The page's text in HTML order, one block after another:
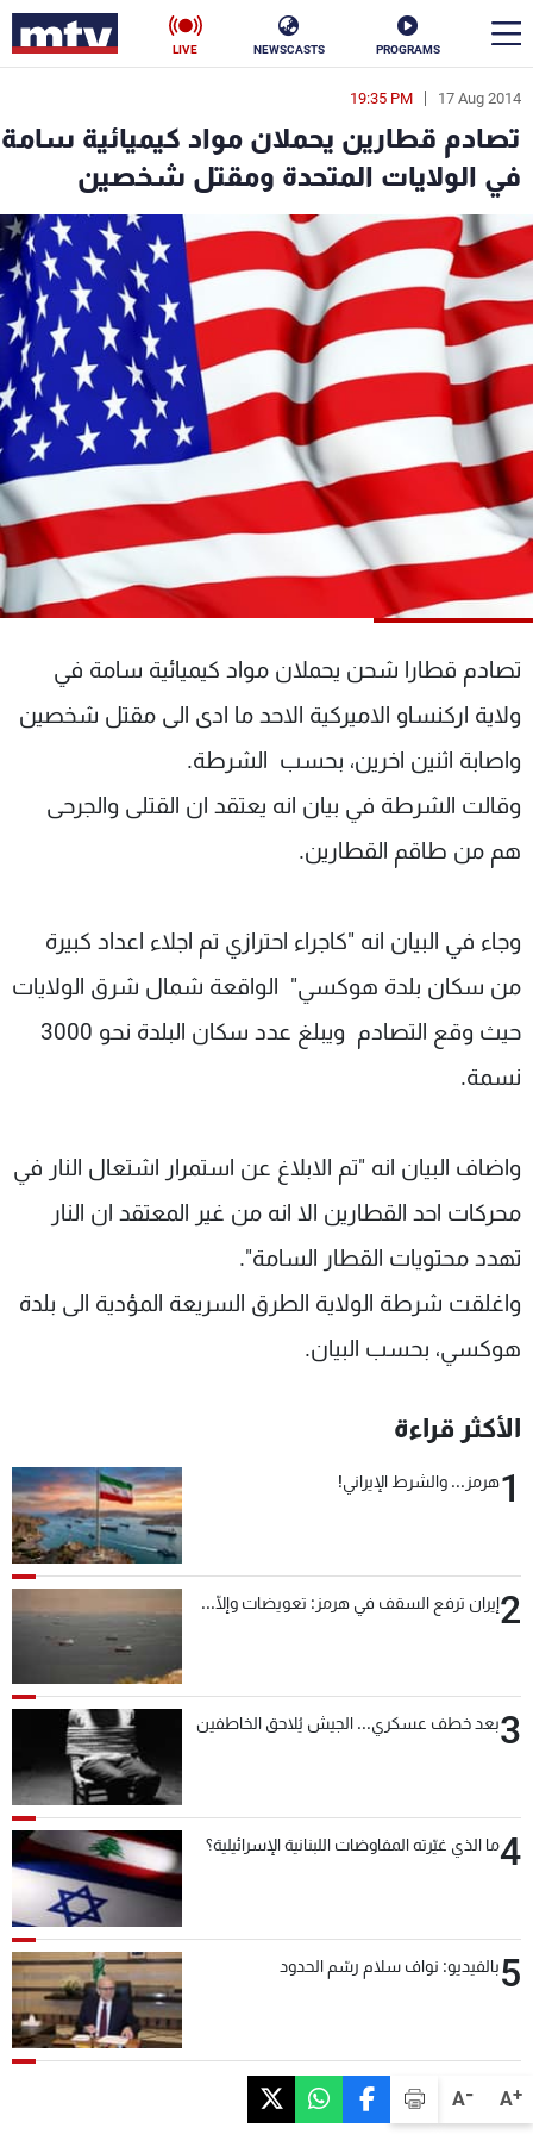
PROGRAMS
NEWSCASTS
LIVE
A+
A-
17 Aug 2014
19:35 PM
تصادم قطارين يحملان مواد كيميائية سامة
في الولايات المتحدة ومقتل شخصين
تصادم قطارا شحن يحملان مواد كيميائية سامة في
ولاية اركنساو الاميركية الاحد ما ادى الى مقتل شخصين
واصابة اثنين اخرين، بحسب الشرطة.
وقالت الشرطة في بيان انه يعتقد ان القتلى والجرحى
هم من طاقم القطارين.
وجاء في البيان انه "كاجراء احترازي تم اجلاء اعداد كبيرة
من سكان بلدة هوكسي" الواقعة شمال شرق الولايات
حيث وقع التصادم ويبلغ عدد سكان البلدة نحو 3000
نسمة.
واضاف البيان انه "تم الابلاغ عن استمرار اشتعال النار في
محركات احد القطارين الا انه من غير المعتقد ان النار
تهدد محتويات القطار السامة".
واغلقت شرطة الولاية الطرق السريعة المؤدية الى بلدة
هوكسي، بحسب البيان.
الأكثر قراءة
1هرمز... والشرط الإيراني!
2إيران ترفع السقف في هرمز: تعويضات وإلّا...
3بعد خطف عسكري... الجيش يُلاحق الخاطفين
4ما الذي غيّرته المفاوضات اللبنانية الإسرائيلية؟
5بالفيديو: نواف سلام رسّم الحدود
en
الأخبار
سياسة
إقتصاد فن
منوعات رياضة
كأس العالم
البرامج
جدول البرامج
شاهد البرامج
الترددات
عن MTV
لاعلاناتكم
وظائف
شروط الإسـتخدام